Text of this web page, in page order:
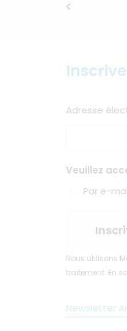
Adresse
Veuillez
Par e-
Nous utilisons
traitement. En
Newsletter